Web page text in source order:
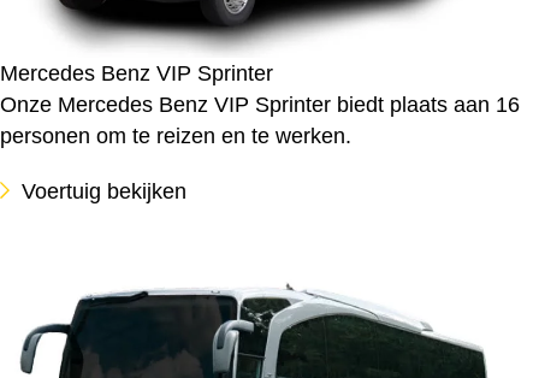
Mercedes Benz VIP Sprinter
Onze Mercedes Benz VIP Sprinter biedt plaats aan 16
personen om te reizen en te werken.
Voertuig bekijken